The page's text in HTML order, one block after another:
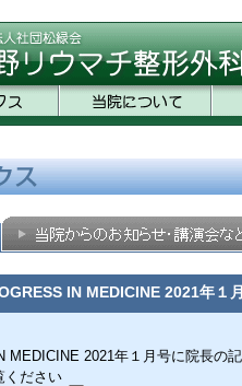
IN MEDICINE 2021年１
MEDICINE 2021年１月号に院長の
ください